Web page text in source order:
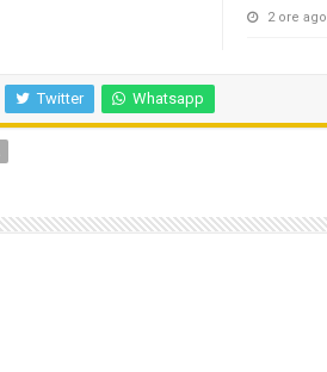
2 ore ago
Twitter Whatsapp